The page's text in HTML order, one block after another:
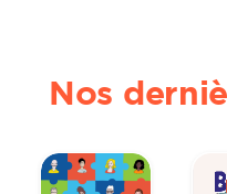
Nos